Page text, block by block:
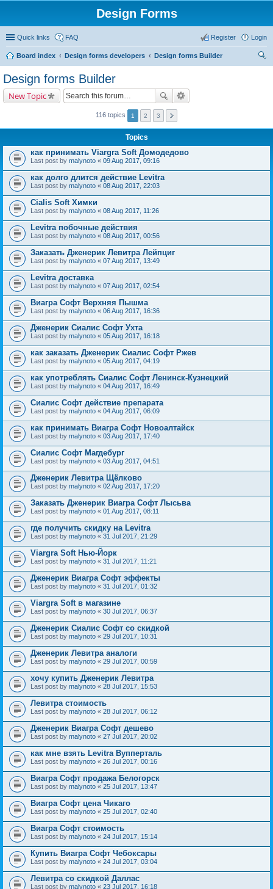
Design Forms
Quick links FAQ Login
Register
Board index Design forms developers
Design forms Builder
Design forms Builder
New Topic
116 topics 1 2 3
Topics
как принимать Viargra Soft Домодедово
Last post by malynoto « 09 Aug 2017, 09:16
как долго длится действие Levitra
Last post by malynoto « 08 Aug 2017, 22:03
Cialis Soft Химки
Last post by malynoto « 08 Aug 2017, 11:26
Levitra побочные действия
Last post by malynoto « 08 Aug 2017, 00:56
Заказать Дженерик Левитра Лейпциг
Last post by malynoto « 07 Aug 2017, 13:49
Levitra доставка
Last post by malynoto « 07 Aug 2017, 02:54
Виагра Софт Верхняя Пышма
Last post by malynoto « 06 Aug 2017, 16:36
Дженерик Сиалис Софт Ухта
Last post by malynoto « 05 Aug 2017, 16:18
как заказать Дженерик Сиалис Софт Ржев
Last post by malynoto « 05 Aug 2017, 04:19
как употреблять Сиалис Софт Ленинск-Кузнецкий
Last post by malynoto « 04 Aug 2017, 16:49
Сиалис Софт действие препарата
Last post by malynoto « 04 Aug 2017, 06:09
как принимать Виагра Софт Новоалтайск
Last post by malynoto « 03 Aug 2017, 17:40
Сиалис Софт Магдебург
Last post by malynoto « 03 Aug 2017, 04:51
Дженерик Левитра Щёлково
Last post by malynoto « 02 Aug 2017, 17:20
Заказать Дженерик Виагра Софт Лысьва
Last post by malynoto « 01 Aug 2017, 08:11
где получить скидку на Levitra
Last post by malynoto « 31 Jul 2017, 21:29
Viargra Soft Нью-Йорк
Last post by malynoto « 31 Jul 2017, 11:21
Дженерик Виагра Софт эффекты
Last post by malynoto « 31 Jul 2017, 01:32
Viargra Soft в магазине
Last post by malynoto « 30 Jul 2017, 06:37
Дженерик Сиалис Софт со скидкой
Last post by malynoto « 29 Jul 2017, 10:31
Дженерик Левитра аналоги
Last post by malynoto « 29 Jul 2017, 00:59
хочу купить Дженерик Левитра
Last post by malynoto « 28 Jul 2017, 15:53
Левитра стоимость
Last post by malynoto « 28 Jul 2017, 06:12
Дженерик Виагра Софт дешево
Last post by malynoto « 27 Jul 2017, 20:02
как мне взять Levitra Вупперталь
Last post by malynoto « 26 Jul 2017, 00:16
Виагра Софт продажа Белогорск
Last post by malynoto « 25 Jul 2017, 13:47
Виагра Софт цена Чикаго
Last post by malynoto « 25 Jul 2017, 02:40
Виагра Софт стоимость
Last post by malynoto « 24 Jul 2017, 15:14
Купить Виагра Софт Чебоксары
Last post by malynoto « 24 Jul 2017, 03:04
Левитра со скидкой Даллас
Last post by malynoto « 23 Jul 2017, 16:18